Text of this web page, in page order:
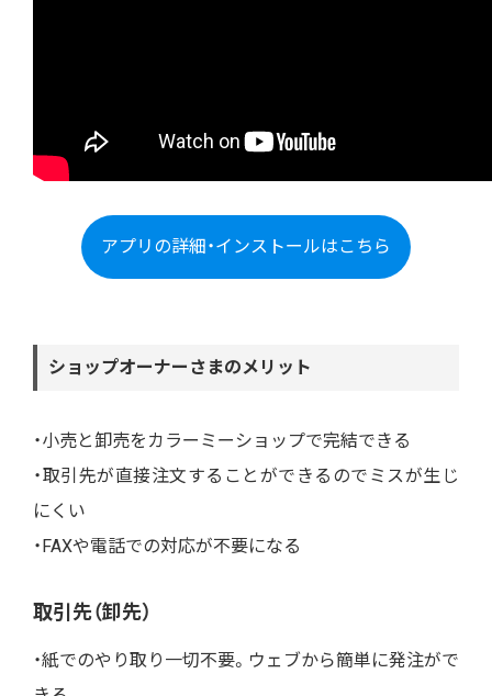
アプリの詳細・インストールはこちら
ショップオーナーさまのメリット
・小売と卸売をカラーミーショップで完結できる
・取引先が直接注文することができるのでミスが生じ
にくい
・FAXや電話での対応が不要になる
取引先（卸先）
・紙でのやり取り一切不要。ウェブから簡単に発注がで